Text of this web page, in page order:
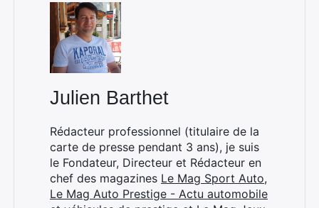
Julien Barthet
Rédacteur professionnel (titulaire de la
carte de presse pendant 3 ans), je suis
le Fondateur, Directeur et Rédacteur en
chef des magazines Le Mag Sport Auto,
Le Mag Auto Prestige - Actu automobile